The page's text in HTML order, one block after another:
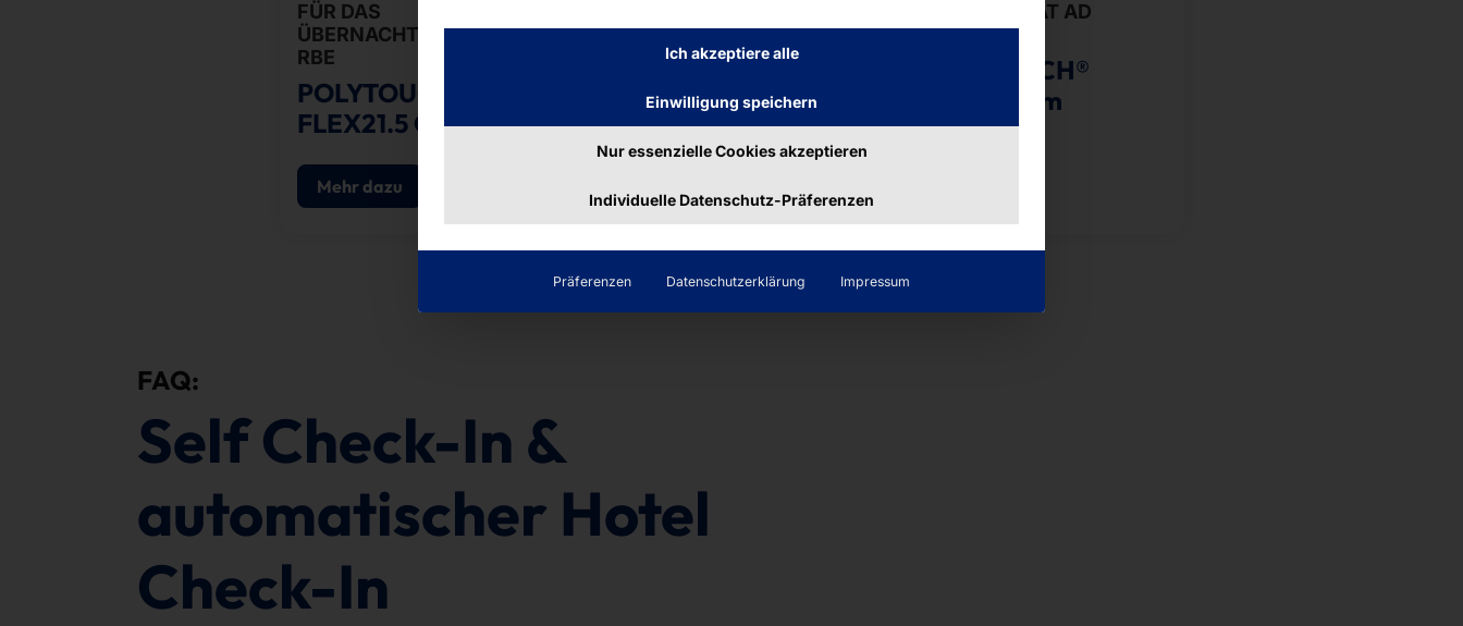
FÜR DAS
ÜBERNACHTUNGSGEWE
RBE
POLYTOUCH®
FLEX21.5 CHECK-IN
Mehr dazu
SELF-SERVICE
POLYTOUCH®
FLEX21.5 lite
MODULARITÄT AD
INFINITUM
POLYTOUCH®
CURVE Slim
FAQ:
Self Check-In &
automatischer Hotel
Check-In
Ich akzeptiere alle
Einwilligung speichern
Nur essenzielle Cookies akzeptieren
Individuelle Datenschutz-Präferenzen
Präferenzen Datenschutzerklärung Impressum